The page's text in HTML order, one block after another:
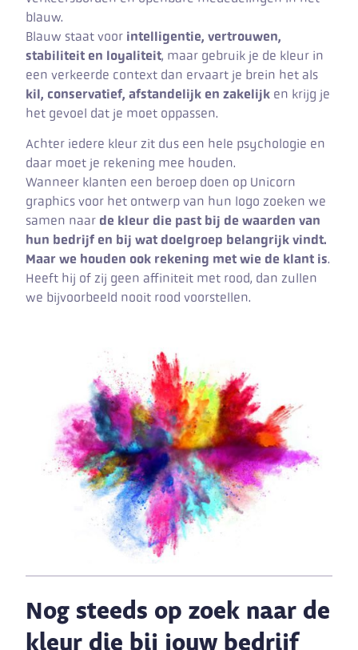
blauw.
Blauw staat voor intelligentie, vertrouwen,
stabiliteit en loyaliteit, maar gebruik je de kleur in
een verkeerde context dan ervaart je brein het als
kil, conservatief, afstandelijk en zakelijk en krijg je
het gevoel dat je moet oppassen.
Achter iedere kleur zit dus een hele psychologie en
daar moet je rekening mee houden.
Wanneer klanten een beroep doen op Unicorn
graphics voor het ontwerp van hun logo zoeken we
samen naar de kleur die past bij de waarden van
hun bedrijf en bij wat doelgroep belangrijk vindt.
Maar we houden ook rekening met wie de klant is.
Heeft hij of zij geen affiniteit met rood, dan zullen
we bijvoorbeeld nooit rood voorstellen.
Nog steeds op zoek naar de